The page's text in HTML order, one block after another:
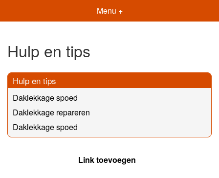
Menu +
Hulp en tips
Hulp en tips
Daklekkage spoed
Daklekkage repareren
Daklekkage spoed
Link toevoegen